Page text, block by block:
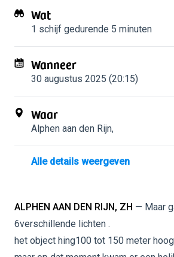
Wat
1 schijf gedurende 5 minuten
Wanneer
30 augustus 2025 (20:15)
Waar
Alphen aan den Rijn,
Alle details weergeven
ALPHEN AAN DEN RIJN, ZH — Maar
6verschillende lichten .
het object hing100 tot 150 meter